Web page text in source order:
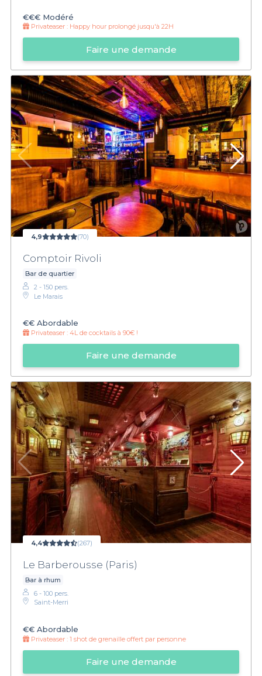
€€€ Modéré
Privateaser : Happy hour prolongé jusqu'à 22H
Faire une demande
4,9 (70)
Comptoir Rivoli
Bar de quartier
2 - 150 pers.
Le Marais
€€ Abordable
Privateaser : 4L de cocktails à 90€ !
Faire une demande
4,4 (267)
Le Barberousse (Paris)
Bar à rhum
6 - 100 pers.
Saint-Merri
€€ Abordable
Privateaser : 1 shot de grenaille offert par personne
Faire une demande